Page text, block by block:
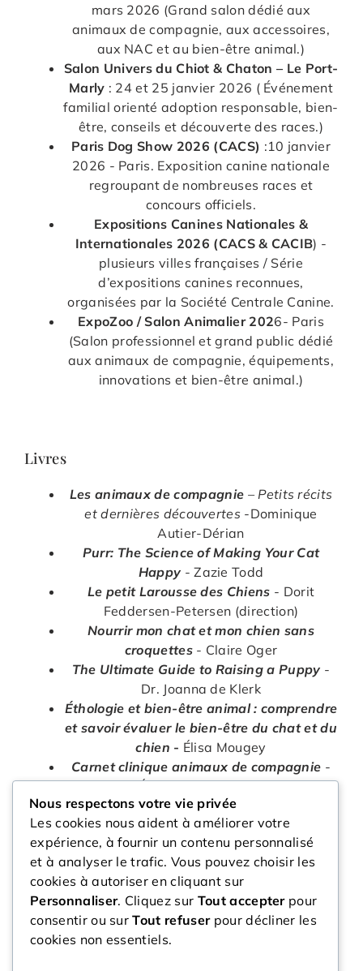
mars 2026 (Grand salon dédié aux
animaux de compagnie, aux accessoires,
aux NAC et au bien-être animal.)
Salon Univers du Chiot & Chaton – Le Port-
Marly : 24 et 25 janvier 2026 ( Événement
familial orienté adoption responsable, bien-
être, conseils et découverte des races.)
Paris Dog Show 2026 (CACS) :10 janvier
2026 - Paris. Exposition canine nationale
regroupant de nombreuses races et
concours officiels.
Expositions Canines Nationales &
Internationales 2026 (CACS & CACIB) -
plusieurs villes françaises / Série
d’expositions canines reconnues,
organisées par la Société Centrale Canine.
ExpoZoo / Salon Animalier 2026- Paris
(Salon professionnel et grand public dédié
aux animaux de compagnie, équipements,
innovations et bien-être animal.)
Livres
Les animaux de compagnie – Petits récits
et dernières découvertes -Dominique
Autier-Dérian
Purr: The Science of Making Your Cat
Happy - Zazie Todd
Le petit Larousse des Chiens - Dorit
Feddersen-Petersen (direction)
Nourrir mon chat et mon chien sans
croquettes- Claire Oger
The Ultimate Guide to Raising a Puppy -
Dr. Joanna de Klerk
Éthologie et bien-être animal : comprendre
et savoir évaluer le bien-être du chat et du
chien - Élisa Mougey
Carnet clinique animaux de compagnie -
Collectif (Éditions du Point Vétérinaire)
The Ultimate Guide for Cat Owners
Marlena Lopez
•The Ultimate Pet Health Guide:
Breakthrough Nutrition and Integrative
Care for Dogs and Cats- Dr Gary Richter
Le chien et son comportement-Collectif
(spécialistes en comportement)
Nous respectons votre vie privée
Les cookies nous aident à améliorer votre
expérience, à fournir un contenu personnalisé
et à analyser le trafic. Vous pouvez choisir les
cookies à autoriser en cliquant sur
Personnaliser. Cliquez sur Tout accepterpour
consentir ou surTout refuserpour décliner les
cookies non essentiels.